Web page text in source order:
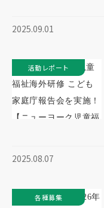
2025.09.01
2025.08.07
活動レポート
各種募集